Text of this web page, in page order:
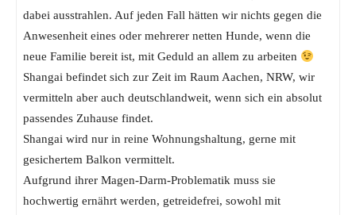
dabei ausstrahlen. Auf jeden Fall hätten wir nichts gegen die
Anwesenheit eines oder mehrerer netten Hunde, wenn die
neue Familie bereit ist, mit Geduld an allem zu arbeiten
Shangai befindet sich zur Zeit im Raum Aachen, NRW, wir
vermitteln aber auch deutschlandweit, wenn sich ein absolut
passendes Zuhause findet.
Shangai wird nur in reine Wohnungshaltung, gerne mit
gesichertem Balkon vermittelt.
Aufgrund ihrer Magen-Darm-Problematik muss sie
hochwertig ernährt werden, getreidefrei, sowohl mit